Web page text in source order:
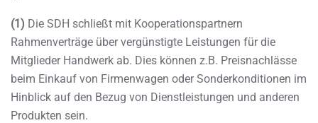
(1) Die SDH schließt mit Kooperationspartnern
Rahmenverträge über vergünstigte Leistungen für die
Mitglieder Handwerk ab. Dies können z.B. Preisnachlässe
beim Einkauf von Firmenwagen oder Sonderkonditionen im
Hinblick auf den Bezug von Dienstleistungen und anderen
Produkten sein.